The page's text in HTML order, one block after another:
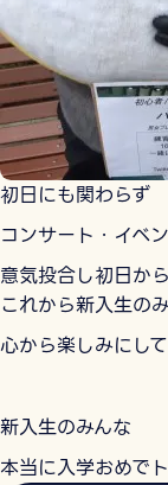
初日にも関わらず
コンサート・イベ
意気投合し初日か
これから新入生の
心から楽しみにし
新入生のみんな
本当に入学おめで